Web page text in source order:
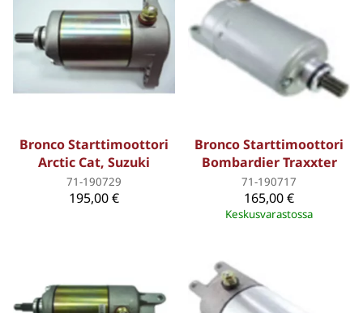
Bronco Starttimoottori
Arctic Cat, Suzuki
71-190729
195,00 €
Bronco Starttimoottori
Bombardier Traxxter
71-190717
165,00 €
Keskusvarastossa